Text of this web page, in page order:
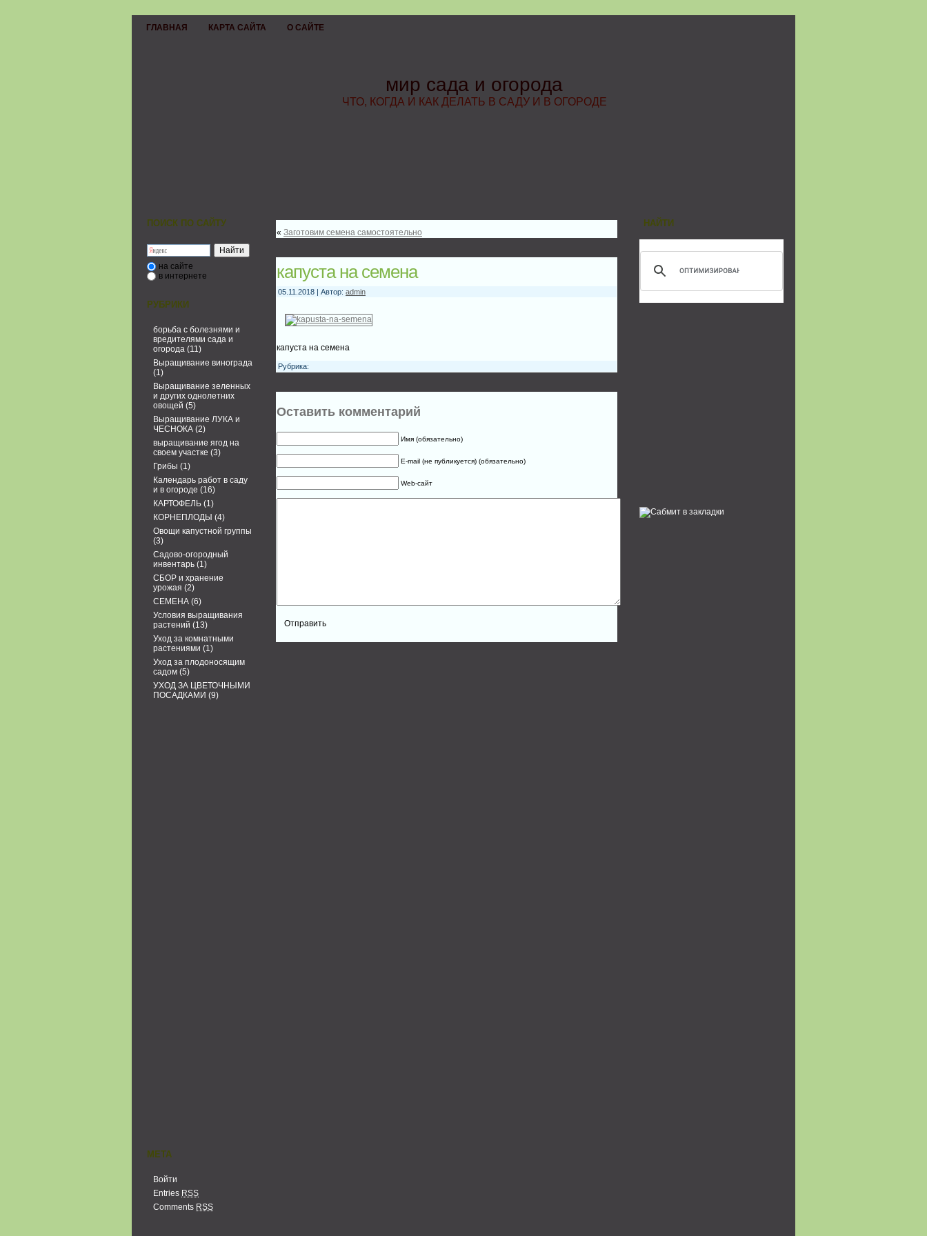
ГЛАВНАЯ КАРТА САЙТА О САЙТЕ
мир сада и огорода
ЧТО, КОГДА И КАК ДЕЛАТЬ В САДУ И В ОГОРОДЕ
ПОИСК ПО САЙТУ
на сайте
в интернете
РУБРИКИ
борьба с болезнями и
вредителями сада и
огорода (11)
Выращивание винограда
(1)
Выращивание зеленных
и других однолетних
овощей (5)
Выращивание ЛУКА и
ЧЕСНОКА (2)
выращивание ягод на
своем участке (3)
Грибы (1)
Календарь работ в саду
и в огороде (16)
КАРТОФЕЛЬ (1)
КОРНЕПЛОДЫ (4)
Овощи капустной группы
(3)
Садово-огородный
инвентарь (1)
СБОР и хранение
урожая (2)
СЕМЕНА (6)
Условия выращивания
растений (13)
Уход за комнатными
растениями (1)
Уход за плодоносящим
садом (5)
УХОД ЗА ЦВЕТОЧНЫМИ
ПОСАДКАМИ (9)
МЕТА
Войти
Entries RSS
Comments RSS
« Заготовим семена самостоятельно
капуста на семена
05.11.2018 | Автор: admin
капуста на семена
Рубрика:
Оставить комментарий
Имя (обязательно)
E-mail (не публикуется) (обязательно)
Web-сайт
НАЙТИ